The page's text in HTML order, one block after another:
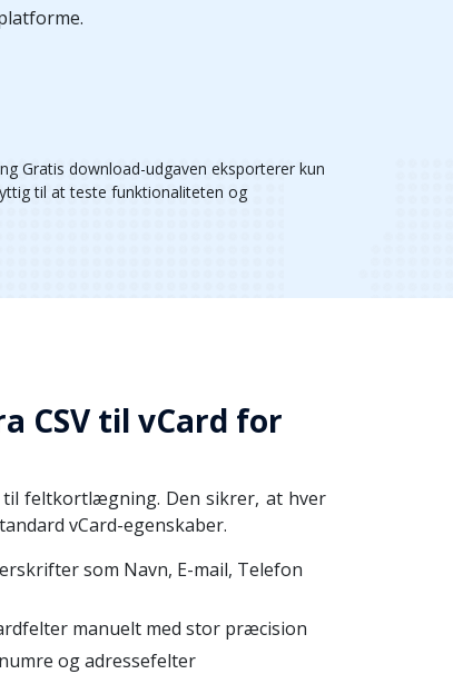
Gratis download-udgaven eksporterer kun
til at teste funktionaliteten og
CSV til vCard for
feltkortlægning. Den sikrer, at hver
vCard-egenskaber.
som Navn, E-mail, Telefon
manuelt med stor præcision
og adressefelter